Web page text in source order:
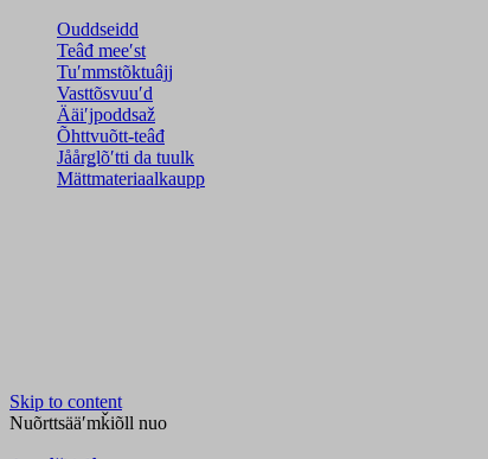
Ouddseidd
Teâđ meeʹst
Tuʹmmstõktuâjj
Vasttõsvuuʹd
Ääiʹjpoddsaž
Õhttvuõtt-teâđ
Jåårǥlõʹtti da tuulk
Mättmateriaalkaupp
Skip to content
Nuõrttsääʹmǩiõll nuo